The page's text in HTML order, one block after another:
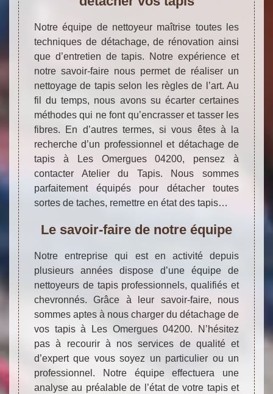
Notre équipe de nettoyeur maîtrise toutes les
techniques de détachage, de rénovation ainsi
que d’entretien de tapis. Notre expérience et
notre savoir-faire nous permet de réaliser un
nettoyage de tapis selon les règles de l’art. Au
fil du temps, nous avons su écarter certaines
méthodes qui ne font qu’encrasser et tasser les
fibres. En d’autres termes, si vous êtes à la
recherche d’un professionnel et détachage de
tapis à Les Omergues 04200, pensez à
contacter Atelier du Tapis. Nous sommes
parfaitement équipés pour détacher toutes
sortes de taches, remettre en état des tapis…
Le savoir-faire de notre équipe
Notre entreprise qui est en activité depuis
plusieurs années dispose d’une équipe de
nettoyeurs de tapis professionnels, qualifiés et
chevronnés. Grâce à leur savoir-faire, nous
sommes aptes à nous charger du détachage de
vos tapis à Les Omergues 04200. N’hésitez
pas à recourir à nos services de qualité et
d’expert que vous soyez un particulier ou un
professionnel. Notre équipe effectuera une
analyse au préalable de l’état de votre tapis et